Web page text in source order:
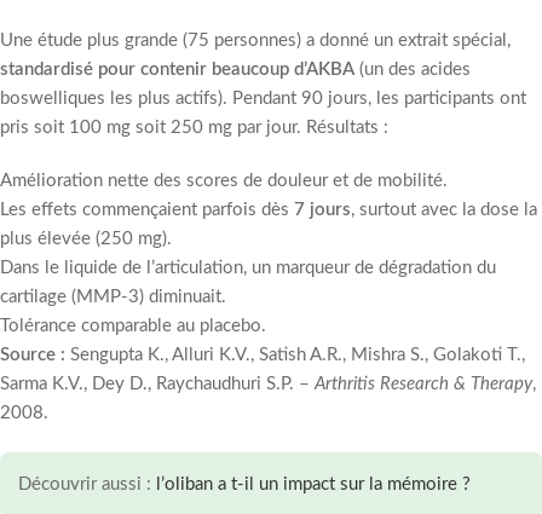
Une étude plus grande (75 personnes) a donné un extrait spécial,
standardisé pour contenir beaucoup d’AKBA (un des acides
boswelliques les plus actifs). Pendant 90 jours, les participants ont
pris soit 100 mg soit 250 mg par jour. Résultats :
Amélioration nette des scores de douleur et de mobilité.
Les effets commençaient parfois dès 7 jours, surtout avec la dose la
plus élevée (250 mg).
Dans le liquide de l’articulation, un marqueur de dégradation du
cartilage (MMP-3) diminuait.
Tolérance comparable au placebo.
Source : Sengupta K., Alluri K.V., Satish A.R., Mishra S., Golakoti T.,
Sarma K.V., Dey D., Raychaudhuri S.P. –Arthritis Research & Therapy,
2008.
Découvrir aussi : l’oliban a t-il un impact sur la mémoire ?